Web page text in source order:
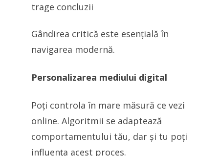
trage concluzii
Gândirea critică este esențială în
navigarea modernă.
Personalizarea mediului digital
Poți controla în mare măsură ce vezi
online. Algoritmii se adaptează
comportamentului tău, dar și tu poți
influența acest proces.